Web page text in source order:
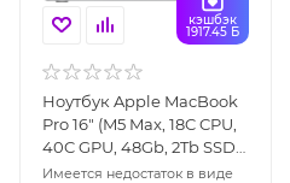
кэшбэк
1917.45 Б
Ноутбук Apple MacBook
Pro 16" (M5 Max, 18C CPU,
40C GPU, 48Gb, 2Tb SSD),
серебристый (MGE94)
Имеется недостаток в виде